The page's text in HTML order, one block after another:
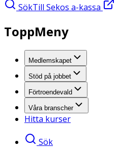
SökTill Sekos a-kassa
ToppMeny
Medlemskapet
Stöd på jobbet
Förtroendevald
Våra branscher
Hitta kurser
Sök